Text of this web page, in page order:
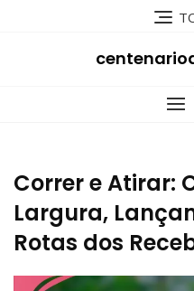
Correr e Atirar:
Largura,
Rotas dos